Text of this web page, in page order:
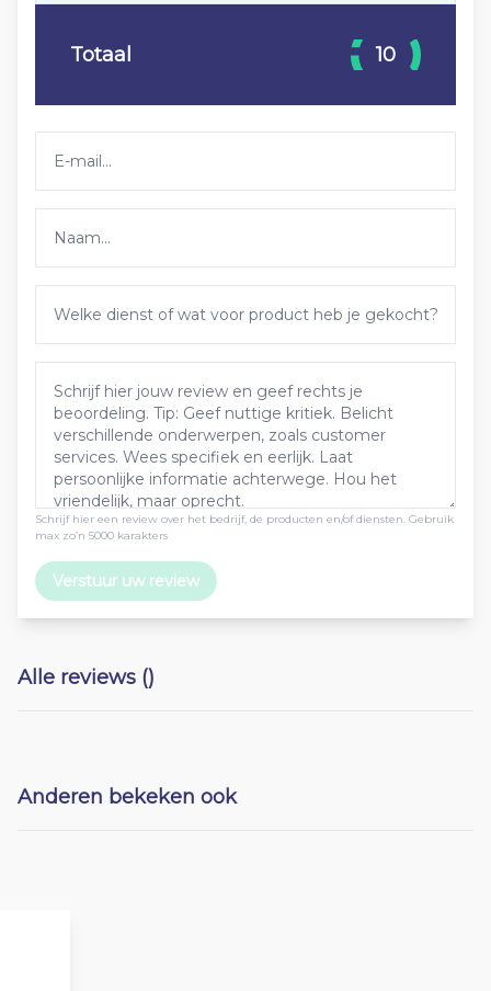
Schrijf hier een review over het bedrijf, de producten en/of diensten. Gebruik
max zo’n 5000 karakters
Verstuur uw review
Totaal 10
Alle reviews ()
Anderen bekeken ook